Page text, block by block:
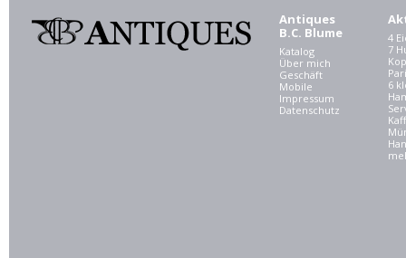
Antiques
B.C. Blume
Katalog
Über mich
Geschäft
Mobile
Impressum
Datenschutz
4
7
6